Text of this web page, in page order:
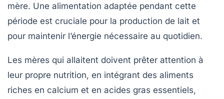
mère. Une alimentation adaptée pendant cette
période est cruciale pour la production de lait et
pour maintenir l’énergie nécessaire au quotidien.
Les mères qui allaitent doivent prêter attention à
leur propre nutrition, en intégrant des aliments
riches en calcium et en acides gras essentiels,